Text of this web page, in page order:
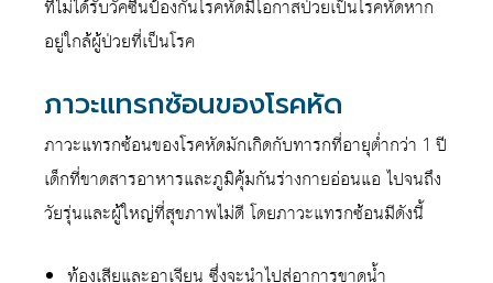
ที่ไม่ได้รับวัคซีนป้องกันโรคหัดมีโอกาสป่วยเป็นโรคหัดหาก
อยู่ใกล้ผู้ป่วยที่เป็นโรค
ภาวะแทรกซ้อนของโรคหัด
ภาวะแทรกซ้อนของโรคหัดมักเกิดกับทารกที่อายุต่ำกว่า 1 ปี
เด็กที่ขาดสารอาหารและภูมิคุ้มกันร่างกายอ่อนแอ ไปจนถึง
วัยรุ่นและผู้ใหญ่ที่สุขภาพไม่ดี โดยภาวะแทรกซ้อนมีดังนี้
ท้องเสียและอาเจียน ซึ่งจะนำไปสู่อาการขาดน้ำ